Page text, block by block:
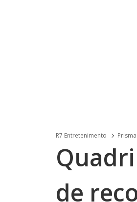
R7 Entretenimento Prisma
de